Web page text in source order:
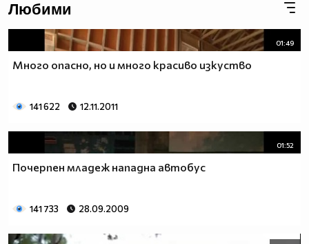
Любими
01:49
Много опасно, но и много красиво изкуство
141 622 12.11.2011
01:52
Почерпен младеж нападна автобус
141 733 28.09.2009